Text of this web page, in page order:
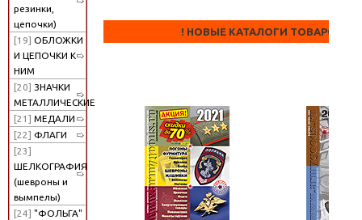
резинки,
цепочки)
[19] ОБЛОЖКИ
И ЦЕПОЧКИ К
НИМ
[20] ЗНАЧКИ
МЕТАЛЛИЧЕСКИЕ
[21] МЕДАЛИ
[22] ФЛАГИ
[23]
ШЕЛКОГРАФИЯ
(шевроны и
вымпелы)
[24] "ФОЛЬГА"
! НОВЫЕ КАТАЛОГИ ТОВАРОВ !